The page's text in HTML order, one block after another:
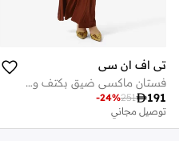
تي اف ان سي
فستان ماكسي ضيق بكتف واحد
191
251
-24%
توصيل مجاني